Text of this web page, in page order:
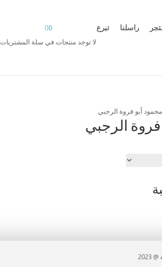
راسلنا تبرع 0
لا توجد منتجات في سلة المشتريات
أبو فروة الرجبي
الرجبي